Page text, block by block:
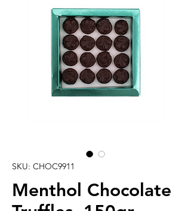
SKU: CHOC9911
Menthol Chocolate